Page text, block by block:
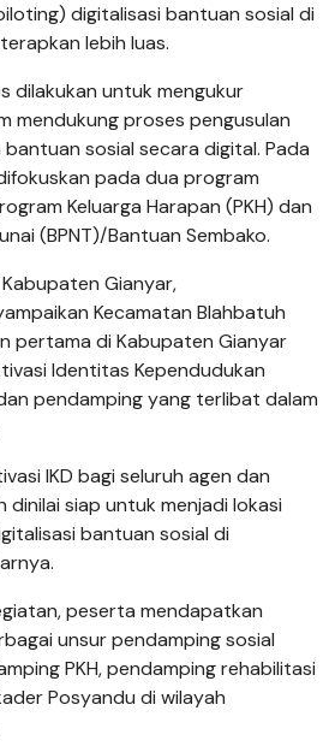
digitalisasi bantuan sosial di
lebih luas.
dilakukan untuk mengukur
mendukung proses pengusulan
sosial secara digital. Pada
pada dua program
Keluarga Harapan (PKH) dan
(BPNT)/Bantuan Sembako.
Gianyar,
Kecamatan Blahbatuh
pertama di Kabupaten Gianyar
Identitas Kependudukan
pendamping yang terlibat dalam
IKD bagi seluruh agen dan
dinilai siap untuk menjadi lokasi
bantuan sosial di
peserta mendapatkan
unsur pendamping sosial
PKH, pendamping rehabilitasi
Posyandu di wilayah